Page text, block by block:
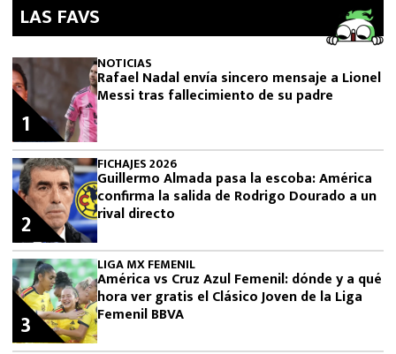
LAS FAVS
NOTICIAS
Rafael Nadal envía sincero mensaje a Lionel
Messi tras fallecimiento de su padre
1
FICHAJES 2026
Guillermo Almada pasa la escoba: América
confirma la salida de Rodrigo Dourado a un
rival directo
2
LIGA MX FEMENIL
América vs Cruz Azul Femenil: dónde y a qué
hora ver gratis el Clásico Joven de la Liga
Femenil BBVA
3